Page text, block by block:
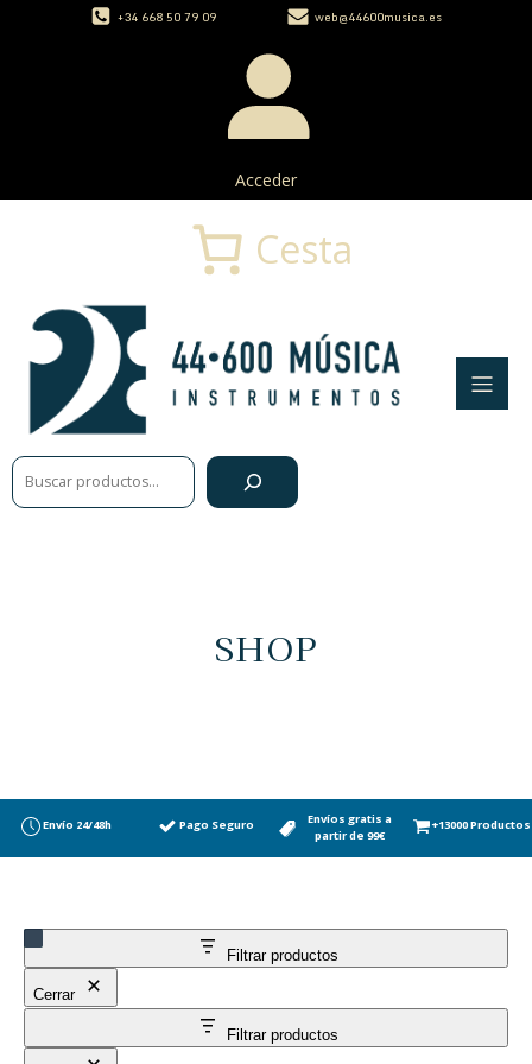
+34 668 50 79 09 web@44600musica.es
Acceder
Buscar
Cesta
SHOP
Envío 24/48h Pago Seguro
Envíos gratis a
partir de 99€
+13000 Productos
Filtrar productos
Cerrar
Filtrar productos